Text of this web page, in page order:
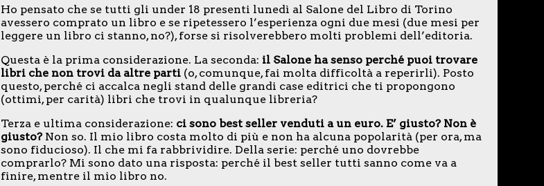
Ho pensato che se tutti gli under 18 presenti lunedì al Salone del Libro di Torino
avessero comprato un libro e se ripetessero l’esperienza ogni due mesi (due mesi per
leggere un libro ci stanno, no?), forse si risolverebbero molti problemi dell’editoria.
Questa è la prima considerazione. La seconda: il Salone ha senso perché puoi trovare
libri che non trovi da altre parti (o, comunque, fai molta difficoltà a reperirli). Posto
questo, perché ci accalca negli stand delle grandi case editrici che ti propongono
(ottimi, per carità) libri che trovi in qualunque libreria?
Terza e ultima considerazione: ci sono best seller venduti a un euro. E’ giusto? Non è
giusto?Non so. Il mio libro costa molto di più e non ha alcuna popolarità (per ora, ma
sono fiducioso). Il che mi fa rabbrividire. Della serie: perché uno dovrebbe
comprarlo? Mi sono dato una risposta: perché il best seller tutti sanno come va a
finire, mentre il mio libro no.